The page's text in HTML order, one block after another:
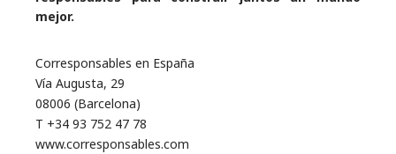
mejor.
Corresponsables en España
Vía Augusta, 29
08006 (Barcelona)
T +34 93 752 47 78
www.corresponsables.com